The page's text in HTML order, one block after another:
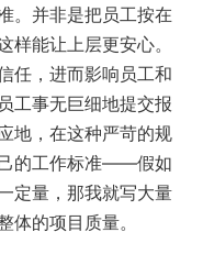
。并非是把员工按在
样能让上层更安心。
任，进而影响员工和
工事无巨细地提交报
地，在这种严苛的规
的工作标准——假如
定量，那我就写大量
体的项目质量。